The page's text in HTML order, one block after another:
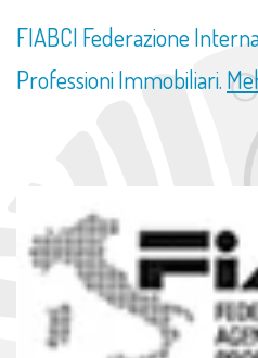
FIABCI Federazione
Professioni Immobiliari.